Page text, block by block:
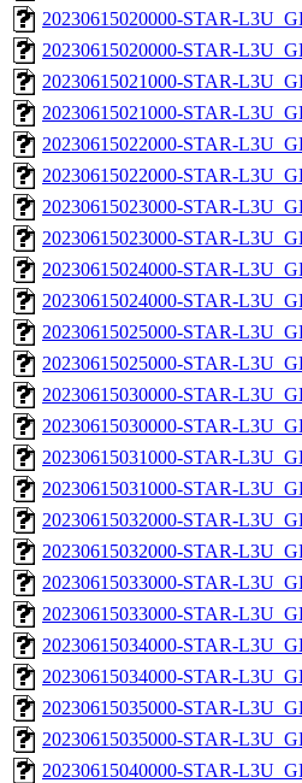
20230615020000-STAR-
20230615020000-STAR-
20230615021000-STAR-
20230615021000-STAR-
20230615022000-STAR-
20230615022000-STAR-
20230615023000-STAR-
20230615023000-STAR-
20230615024000-STAR-
20230615024000-STAR-
20230615025000-STAR-
20230615025000-STAR-
20230615030000-STAR-
20230615030000-STAR-
20230615031000-STAR-
20230615031000-STAR-
20230615032000-STAR-
20230615032000-STAR-
20230615033000-STAR-
20230615033000-STAR-
20230615034000-STAR-
20230615034000-STAR-
20230615035000-STAR-
20230615035000-STAR-
20230615040000-STAR-